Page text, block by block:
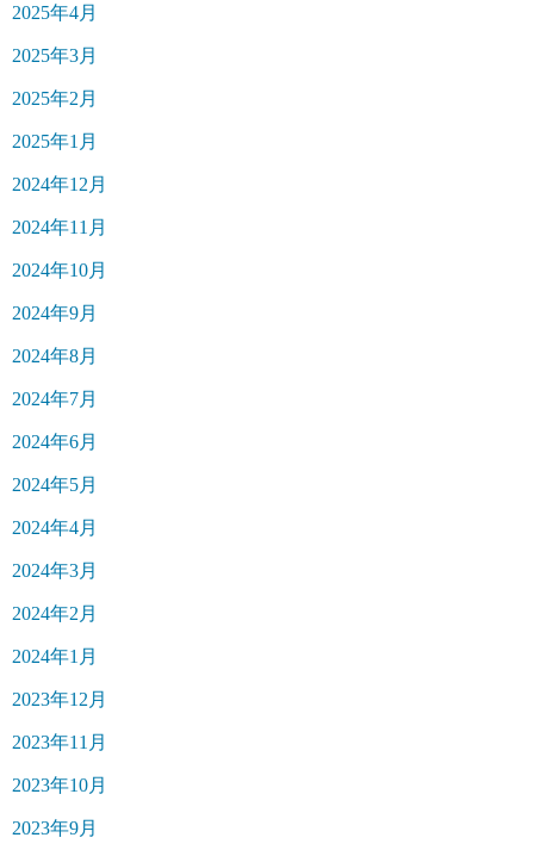
2025年4月
2025年3月
2025年2月
2025年1月
2024年12月
2024年11月
2024年10月
2024年9月
2024年8月
2024年7月
2024年6月
2024年5月
2024年4月
2024年3月
2024年2月
2024年1月
2023年12月
2023年11月
2023年10月
2023年9月